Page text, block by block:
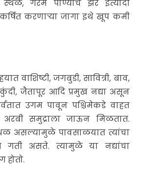
स्थळे, गरम पाण्याचे झरे इत्यादी
करणाऱ्या जागा इथे खूप कमी
वाशिष्टी, जगबुडी, सावित्री, बाव,
जैतापूर आदि प्रमुख नद्या असून
पर्वतात उगम पावून पश्चिमेकडे वाहत
समुद्राला जाऊन मिळतात.
असल्यामुळे पावसाळयात त्यांचा
गती असते. त्यामुळे या नद्यांचा
होतो.